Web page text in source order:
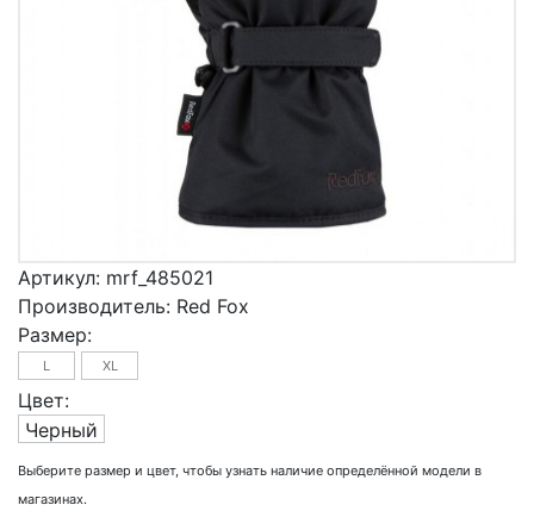
Артикул: mrf_485021
Производитель: Red Fox
Размер:
L XL
Цвет:
Черный
Выберите размер и цвет, чтобы узнать наличие определённой модели в
магазинах.